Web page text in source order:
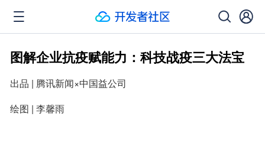
图解企业抗疫赋能力：科技战疫三大法宝
出品 | 腾讯新闻×中国益公司
绘图 | 李馨雨